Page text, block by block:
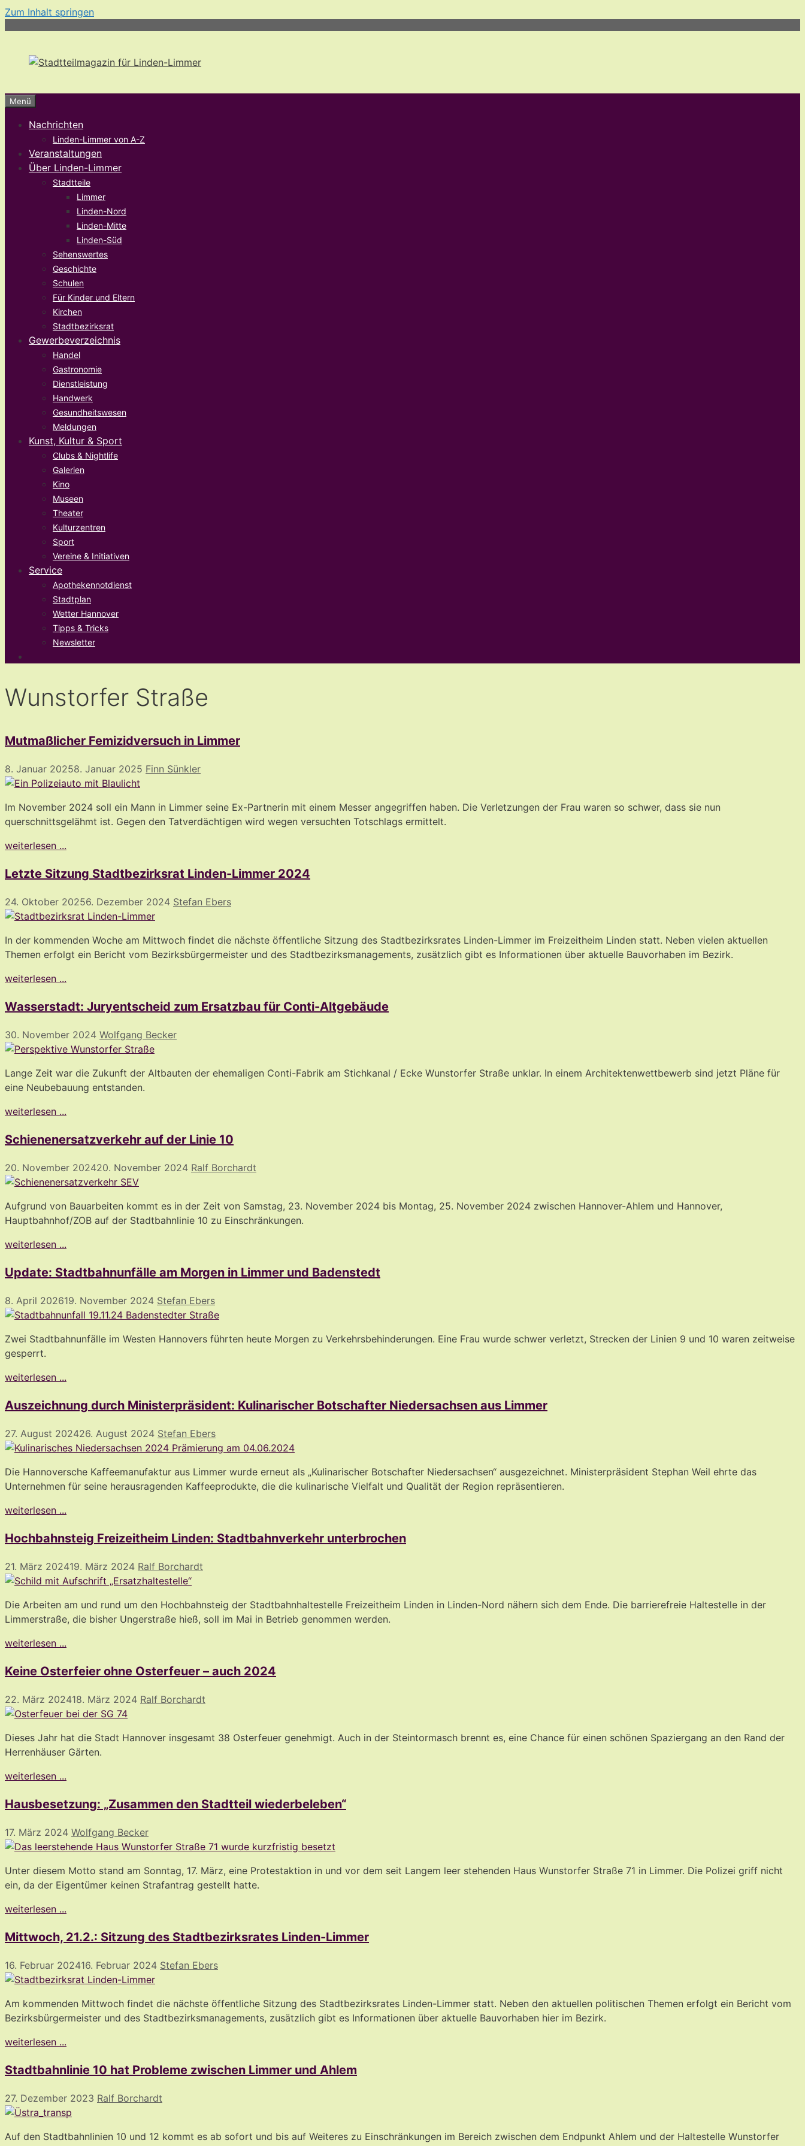
Zum Inhalt springen
Menü
Nachrichten
Linden-Limmer von A-Z
Veranstaltungen
Über Linden-Limmer
Stadtteile
Limmer
Linden-Nord
Linden-Mitte
Linden-Süd
Sehenswertes
Geschichte
Schulen
Für Kinder und Eltern
Kirchen
Stadtbezirksrat
Gewerbeverzeichnis
Handel
Gastronomie
Dienstleistung
Handwerk
Gesundheitswesen
Meldungen
Kunst, Kultur & Sport
Clubs & Nightlife
Galerien
Kino
Museen
Theater
Kulturzentren
Sport
Vereine & Initiativen
Service
Apothekennotdienst
Stadtplan
Wetter Hannover
Tipps & Tricks
Newsletter
Wunstorfer Straße
Mutmaßlicher Femizidversuch in Limmer
8. Januar 20258. Januar 2025 Finn Sünkler
Im November 2024 soll ein Mann in Limmer seine Ex-Partnerin mit einem Messer angegriffen haben. Die Verletzungen der Frau waren so schwer, dass sie nun
querschnittsgelähmt ist. Gegen den Tatverdächtigen wird wegen versuchten Totschlags ermittelt.
weiterlesen ...
Letzte Sitzung Stadtbezirksrat Linden-Limmer 2024
24. Oktober 20256. Dezember 2024 Stefan Ebers
In der kommenden Woche am Mittwoch findet die nächste öffentliche Sitzung des Stadtbezirksrates Linden-Limmer im Freizeitheim Linden statt. Neben vielen aktuellen
Themen erfolgt ein Bericht vom Bezirksbürgermeister und des Stadtbezirksmanagements, zusätzlich gibt es Informationen über aktuelle Bauvorhaben im Bezirk.
weiterlesen ...
Wasserstadt: Juryentscheid zum Ersatzbau für Conti-Altgebäude
30. November 2024 Wolfgang Becker
Lange Zeit war die Zukunft der Altbauten der ehemaligen Conti-Fabrik am Stichkanal / Ecke Wunstorfer Straße unklar. In einem Architektenwettbewerb sind jetzt Pläne für
eine Neubebauung entstanden.
weiterlesen ...
Schienenersatzverkehr auf der Linie 10
20. November 202420. November 2024 Ralf Borchardt
Aufgrund von Bauarbeiten kommt es in der Zeit von Samstag, 23. November 2024 bis Montag, 25. November 2024 zwischen Hannover-Ahlem und Hannover,
Hauptbahnhof/ZOB auf der Stadtbahnlinie 10 zu Einschränkungen.
weiterlesen ...
Update: Stadtbahnunfälle am Morgen in Limmer und Badenstedt
8. April 202619. November 2024 Stefan Ebers
Zwei Stadtbahnunfälle im Westen Hannovers führten heute Morgen zu Verkehrsbehinderungen. Eine Frau wurde schwer verletzt, Strecken der Linien 9 und 10 waren zeitweise
gesperrt.
weiterlesen ...
Auszeichnung durch Ministerpräsident: Kulinarischer Botschafter Niedersachsen aus Limmer
27. August 202426. August 2024 Stefan Ebers
Die Hannoversche Kaffeemanufaktur aus Limmer wurde erneut als „Kulinarischer Botschafter Niedersachsen“ ausgezeichnet. Ministerpräsident Stephan Weil ehrte das
Unternehmen für seine herausragenden Kaffeeprodukte, die die kulinarische Vielfalt und Qualität der Region repräsentieren.
weiterlesen ...
Hochbahnsteig Freizeitheim Linden: Stadtbahnverkehr unterbrochen
21. März 202419. März 2024 Ralf Borchardt
Die Arbeiten am und rund um den Hochbahnsteig der Stadtbahnhaltestelle Freizeitheim Linden in Linden-Nord nähern sich dem Ende. Die barrierefreie Haltestelle in der
Limmerstraße, die bisher Ungerstraße hieß, soll im Mai in Betrieb genommen werden.
weiterlesen ...
Keine Osterfeier ohne Osterfeuer – auch 2024
22. März 202418. März 2024 Ralf Borchardt
Dieses Jahr hat die Stadt Hannover insgesamt 38 Osterfeuer genehmigt. Auch in der Steintormasch brennt es, eine Chance für einen schönen Spaziergang an den Rand der
Herrenhäuser Gärten.
weiterlesen ...
Hausbesetzung: „Zusammen den Stadtteil wiederbeleben“
17. März 2024 Wolfgang Becker
Unter diesem Motto stand am Sonntag, 17. März, eine Protestaktion in und vor dem seit Langem leer stehenden Haus Wunstorfer Straße 71 in Limmer. Die Polizei griff nicht
ein, da der Eigentümer keinen Strafantrag gestellt hatte.
weiterlesen ...
Mittwoch, 21.2.: Sitzung des Stadtbezirksrates Linden-Limmer
16. Februar 202416. Februar 2024 Stefan Ebers
Am kommenden Mittwoch findet die nächste öffentliche Sitzung des Stadtbezirksrates Linden-Limmer statt. Neben den aktuellen politischen Themen erfolgt ein Bericht vom
Bezirksbürgermeister und des Stadtbezirksmanagements, zusätzlich gibt es Informationen über aktuelle Bauvorhaben hier im Bezirk.
weiterlesen ...
Stadtbahnlinie 10 hat Probleme zwischen Limmer und Ahlem
27. Dezember 2023 Ralf Borchardt
Auf den Stadtbahnlinien 10 und 12 kommt es ab sofort und bis auf Weiteres zu Einschränkungen im Bereich zwischen dem Endpunkt Ahlem und der Haltestelle Wunstorfer